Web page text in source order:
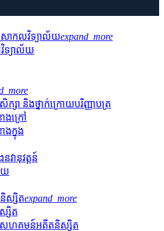
ាកលវិទ្យាល័យexpand_more
ទ្យាល័យ
សិក្សា និងថ្នាក់ក្រោយបរិញ្ញាបត្រ
ាងក្រៅ
ងក្នុង
នវានុវត្តន៍
យ
ស្សិតexpand_more
សិត
ហគមន៍អតីតនិស្សិត